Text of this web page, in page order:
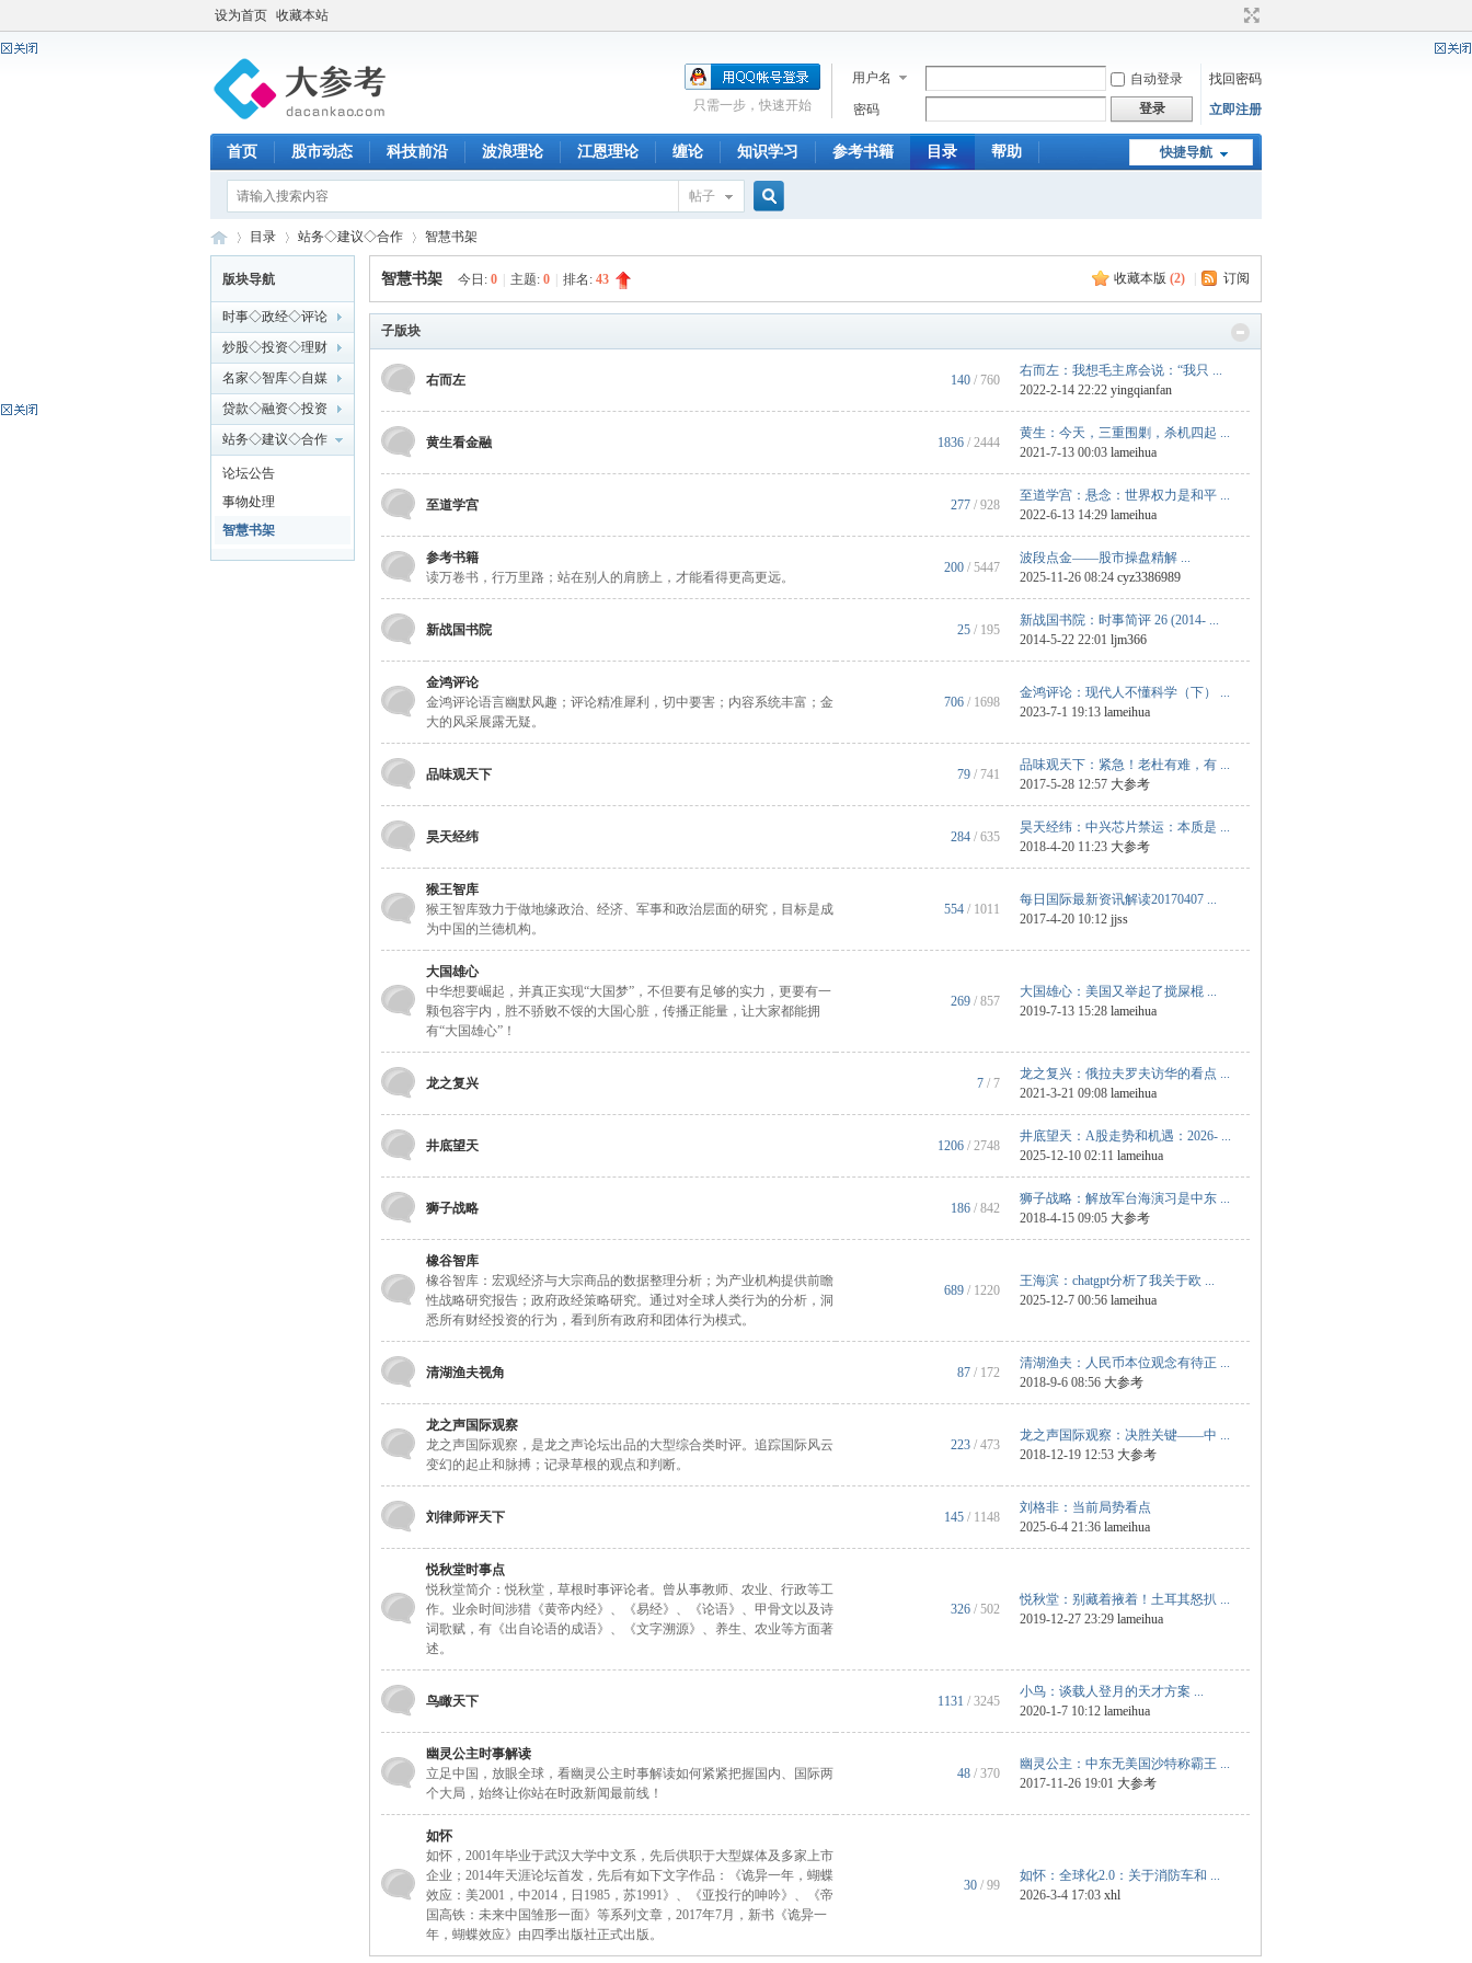
设为首页 收藏本站
用户名 自动登录
找回密码
密码
登录 立即注册
只需一步，快速开始
快捷导航
首页 股市动态 科技前沿 波浪理论 江恩理论 缠论 知识学习 参考书籍 目录 帮助
帖子
大 »
目录
›
站务◇建议◇合作
›
智慧书架
版块导航
时事◇政经◇评论
炒股◇投资◇理财
名家◇智库◇自媒
体
贷款◇融资◇投资
站务◇建议◇合作
论坛公告
事物处理
智慧书架
收藏本版 (2) 订阅
智慧书架 今日: 0 主题: 0 排名: 43
子版块
右而左 140 / 760
右而左：我想毛主席会说：“我只 ...
2022-2-14 22:22 yingqianfan
黄生看金融 1836 / 2444
黄生：今天，三重围剿，杀机四起 ...
2021-7-13 00:03 lameihua
至道学宫 277 / 928
至道学宫：悬念：世界权力是和平 ...
2022-6-13 14:29 lameihua
参考书籍
读万卷书，行万里路；站在别人的肩膀上，才能看得更高更远。
200 / 5447
波段点金——股市操盘精解 ...
2025-11-26 08:24 cyz3386989
新战国书院 25 / 195
新战国书院：时事简评 26 (2014- ...
2014-5-22 22:01 ljm366
金鸿评论
金鸿评论语言幽默风趣；评论精准犀利，切中要害；内容系统丰富；金
大的风采展露无疑。
706 / 1698
金鸿评论：现代人不懂科学（下） ...
2023-7-1 19:13 lameihua
品味观天下 79 / 741
品味观天下：紧急！老杜有难，有 ...
2017-5-28 12:57 大参考
昊天经纬 284 / 635
昊天经纬：中兴芯片禁运：本质是 ...
2018-4-20 11:23 大参考
猴王智库
猴王智库致力于做地缘政治、经济、军事和政治层面的研究，目标是成
为中国的兰德机构。
554 / 1011
每日国际最新资讯解读20170407 ...
2017-4-20 10:12 jjss
大国雄心
中华想要崛起，并真正实现“大国梦”，不但要有足够的实力，更要有一
颗包容宇内，胜不骄败不馁的大国心脏，传播正能量，让大家都能拥
有“大国雄心”！
269 / 857
大国雄心：美国又举起了搅屎棍 ...
2019-7-13 15:28 lameihua
龙之复兴 7 / 7
龙之复兴：俄拉夫罗夫访华的看点 ...
2021-3-21 09:08 lameihua
井底望天 1206 / 2748
井底望天：A股走势和机遇：2026- ...
2025-12-10 02:11 lameihua
狮子战略 186 / 842
狮子战略：解放军台海演习是中东 ...
2018-4-15 09:05 大参考
橡谷智库
橡谷智库：宏观经济与大宗商品的数据整理分析；为产业机构提供前瞻
性战略研究报告；政府政经策略研究。通过对全球人类行为的分析，洞
悉所有财经投资的行为，看到所有政府和团体行为模式。
689 / 1220
王海滨：chatgpt分析了我关于欧 ...
2025-12-7 00:56 lameihua
清湖渔夫视角 87 / 172
清湖渔夫：人民币本位观念有待正 ...
2018-9-6 08:56 大参考
龙之声国际观察
龙之声国际观察，是龙之声论坛出品的大型综合类时评。追踪国际风云
变幻的起止和脉搏；记录草根的观点和判断。
223 / 473
龙之声国际观察：决胜关键——中 ...
2018-12-19 12:53 大参考
刘律师评天下 145 / 1148
刘格非：当前局势看点
2025-6-4 21:36 lameihua
悦秋堂时事点
悦秋堂简介：悦秋堂，草根时事评论者。曾从事教师、农业、行政等工
作。业余时间涉猎《黄帝内经》、《易经》、《论语》、甲骨文以及诗
词歌赋，有《出自论语的成语》、《文字溯源》、养生、农业等方面著
述。
326 / 502
悦秋堂：别藏着掖着！土耳其怒扒 ...
2019-12-27 23:29 lameihua
鸟瞰天下 1131 / 3245
小鸟：谈载人登月的天才方案 ...
2020-1-7 10:12 lameihua
幽灵公主时事解读
立足中国，放眼全球，看幽灵公主时事解读如何紧紧把握国内、国际两
个大局，始终让你站在时政新闻最前线！
48 / 370
幽灵公主：中东无美国沙特称霸王 ...
2017-11-26 19:01 大参考
如怀
如怀，2001年毕业于武汉大学中文系，先后供职于大型媒体及多家上市
企业；2014年天涯论坛首发，先后有如下文字作品：《诡异一年，蝴蝶
效应：美2001，中2014，日1985，苏1991》、《亚投行的呻吟》、《帝
国高铁：未来中国雏形一面》等系列文章，2017年7月，新书《诡异一
年，蝴蝶效应》由四季出版社正式出版。
30 / 99
如怀：全球化2.0：关于消防车和 ...
2026-3-4 17:03 xhl